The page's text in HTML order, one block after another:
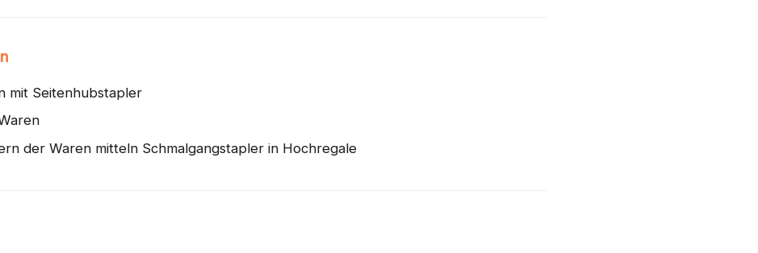
mit Seitenhubstapler
der Waren mitteln Schmalgangstapler in Hochregale